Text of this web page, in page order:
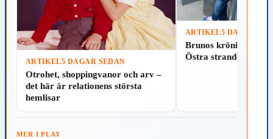
Spela Läs
ARTIKEL5 DAGAR SEDAN
Otrohet, shoppingvanor och arv –
det här är relationens största
hemlisar
Spela Läs
ARTIKEL5 DAGAR
Brunos krönika:
Östra stranden i
MER I PLAY